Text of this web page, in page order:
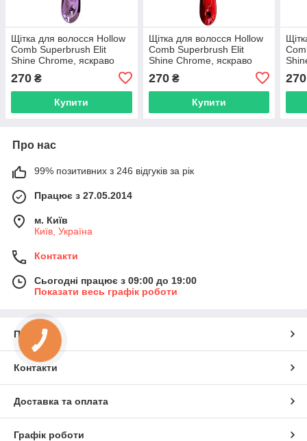
Щітка для волосся Hollow
Comb Superbrush Elit
Shine Chrome, яскраво
рожева з білим (SB2080-
55)
270 ₴
Купити
Щітка для волосся Hollow
Comb Superbrush Elit
Shine Chrome, яскраво
(SB2080-54)
270₴
Купити
51)
270
Про нас
99% позитивних з 246 відгуків за рік
Працює з 27.05.2014
м. Київ
Київ, Україна
Контакти
Сьогодні працює з 09:00 до 19:00
Показати весь графік роботи
Про нас
Контакти
Доставка та оплата
Графік роботи
КНОПКА
ЗВ'ЯЗКУ